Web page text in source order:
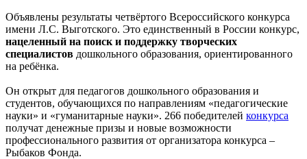
Объявлены результаты четвёртого Всероссийского конкурса
имени Л.С. Выготского. Это единственный в России конкурс,
нацеленный на поиск и поддержку творческих
специалистов дошкольного образования, ориентированного
на ребёнка.
Он открыт для педагогов дошкольного образования и
студентов, обучающихся по направлениям «педагогические
науки» и «гуманитарные науки». 266 победителей конкурса
получат денежные призы и новые возможности
профессионального развития от организатора конкурса –
Рыбаков Фонда.